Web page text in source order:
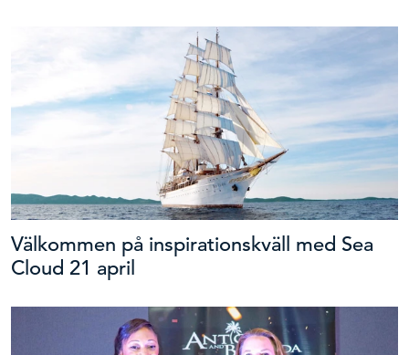
Välkommen på inspirationskväll med Sea
Cloud 21 april